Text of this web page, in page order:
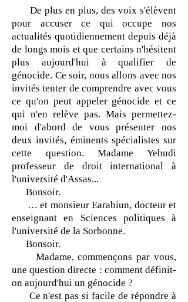
De plus en plus, des voix s'élèvent
pour accuser ce qui occupe nos
actualités quotidiennement depuis déjà
de longs mois et que certains n'hésitent
plus aujourd'hui à qualifier de
génocide. Ce soir, nous allons avec nos
invités tenter de comprendre avec vous
ce qu'on peut appeler génocide et ce
qui n'en relève pas. Mais permettez-
moi d'abord de vous présenter nos
deux invités, éminents spécialistes sur
cette question. Madame Yehudi
professeur de droit international à
l'université d'Assas...
Bonsoir.
… et monsieur Earabiun, docteur et
enseignant en Sciences politiques à
l'université de la Sorbonne.
Bonsoir.
Madame, commençons par vous,
une question directe : comment définit-
on aujourd'hui un génocide ?
Ce n'est pas si facile de répondre à